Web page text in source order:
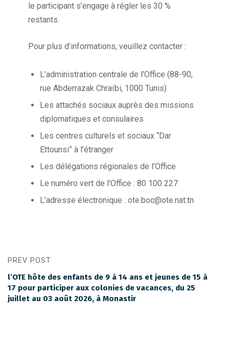
le participant s’engage à régler les 30 %
restants.
Pour plus d’informations, veuillez contacter :
L’administration centrale de l’Office (88-90,
rue Abderrazak Chraïbi, 1000 Tunis)
Les attachés sociaux auprès des missions
diplomatiques et consulaires
Les centres culturels et sociaux “Dar
Ettounsi” à l’étranger
Les délégations régionales de l’Office
Le numéro vert de l’Office : 80 100 227
L’adresse électronique : ote.boc@ote.nat.tn
PREV POST
l’OTE hôte des enfants de 9 à 14 ans et jeunes de 15 à
17 pour participer aux colonies de vacances, du 25
juillet au 03 août 2026, à Monastir